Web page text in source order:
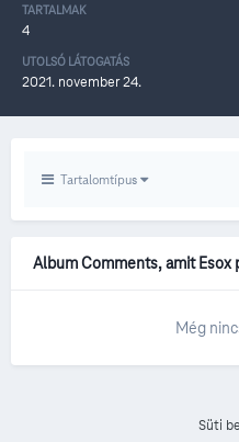
TARTALMAK
4
UTOLSÓ LÁTOGATÁS
2021. november 24.
Tartalomtípus
Album Comments, amit Esox
Még
Süti